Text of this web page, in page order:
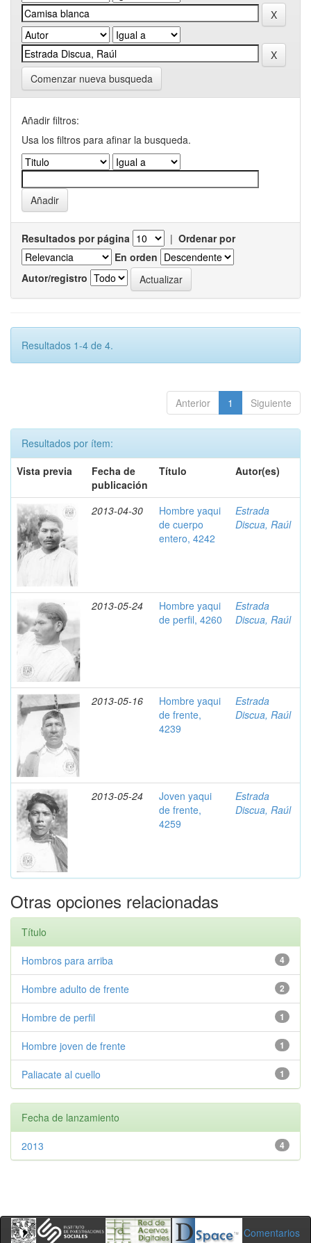
Comenzar nueva busqueda
Añadir filtros:
Usa los filtros para afinar la busqueda.
Resultados por página | Ordenar por
En orden
Autor/registro
Resultados 1-4 de 4.
Anterior 1 Siguiente
Resultados por ítem:
Vista previa
Fecha de
publicación
Título Autor(es)
2013-04-30
Hombre yaqui
de cuerpo
entero, 4242
Estrada
Discua, Raúl
2013-05-24
Hombre yaqui
de perfil, 4260
Estrada
Discua, Raúl
2013-05-16
Hombre yaqui
de frente,
4239
Estrada
Discua, Raúl
2013-05-24
Joven yaqui
de frente,
4259
Estrada
Discua, Raúl
Otras opciones relacionadas
Título
4
Hombros para arriba
2
Hombre adulto de frente
1
Hombre de perfil
1
Hombre joven de frente
1
Paliacate al cuello
Fecha de lanzamiento
4
2013
Comentarios